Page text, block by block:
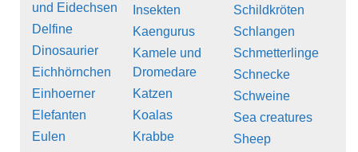
und Eidechsen
Delfine
Dinosaurier
Eichhörnchen
Einhoerner
Elefanten
Eulen
Insekten
Kaengurus
Kamele und
Dromedare
Katzen
Koalas
Krabbe
Schildkröten
Schlangen
Schmetterlinge
Schnecke
Schweine
Sea creatures
Sheep